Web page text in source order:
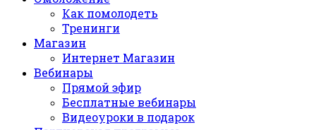
Как помолодеть
Тренинги
Магазин
Интернет Магазин
Вебинары
Прямой эфир
Бесплатные вебинары
Видеоуроки в подарок